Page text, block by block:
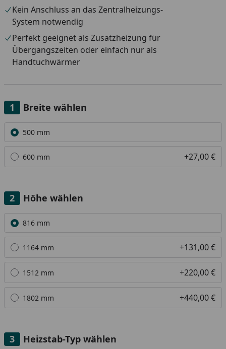
Kein Anschluss an das Zentralheizungs-
System notwendig
Perfekt geeignet als Zusatzheizung für
Übergangszeiten oder einfach nur als
Handtuchwärmer
Breite wählen
Alle anzeigen (2)
500 mm
600 mm +27,00 €
Höhe wählen
Alle anzeigen (4)
816 mm
1164 mm +131,00 €
1512 mm +220,00 €
1802 mm +440,00 €
Heizstab-Typ wählen